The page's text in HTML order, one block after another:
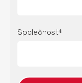
Společnost*